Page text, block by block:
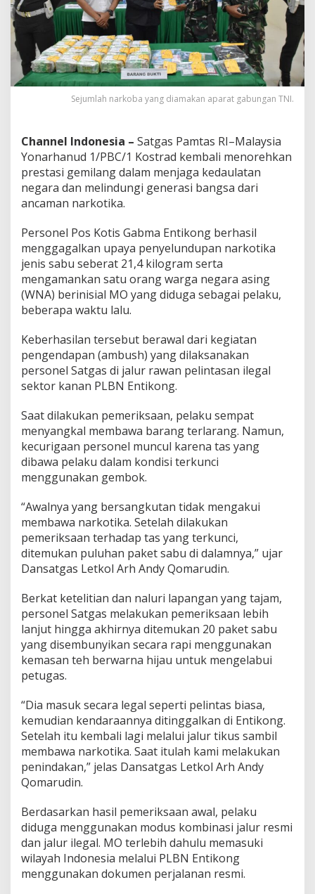
n
2
1
,
4
K
g
S
d
a
n
A
m
a
k
a
n
W
N
A
d
E
t
i
k
n
g
Sejumlah narkoba yang diamakan aparat gabungan TNI.
Channel Indonesia – Satgas Pamtas RI–Malaysia
Yonarhanud 1/PBC/1 Kostrad kembali menorehkan
prestasi gemilang dalam menjaga kedaulatan
negara dan melindungi generasi bangsa dari
ancaman narkotika.
Personel Pos Kotis Gabma Entikong berhasil
menggagalkan upaya penyelundupan narkotika
jenis sabu seberat 21,4 kilogram serta
mengamankan satu orang warga negara asing
(WNA) berinisial MO yang diduga sebagai pelaku,
beberapa waktu lalu.
Keberhasilan tersebut berawal dari kegiatan
pengendapan (ambush) yang dilaksanakan
personel Satgas di jalur rawan pelintasan ilegal
sektor kanan PLBN Entikong.
Saat dilakukan pemeriksaan, pelaku sempat
menyangkal membawa barang terlarang. Namun,
kecurigaan personel muncul karena tas yang
dibawa pelaku dalam kondisi terkunci
menggunakan gembok.
“Awalnya yang bersangkutan tidak mengakui
membawa narkotika. Setelah dilakukan
pemeriksaan terhadap tas yang terkunci,
ditemukan puluhan paket sabu di dalamnya,” ujar
Dansatgas Letkol Arh Andy Qomarudin.
Berkat ketelitian dan naluri lapangan yang tajam,
personel Satgas melakukan pemeriksaan lebih
lanjut hingga akhirnya ditemukan 20 paket sabu
yang disembunyikan secara rapi menggunakan
kemasan teh berwarna hijau untuk mengelabui
petugas.
“Dia masuk secara legal seperti pelintas biasa,
kemudian kendaraannya ditinggalkan di Entikong.
Setelah itu kembali lagi melalui jalur tikus sambil
membawa narkotika. Saat itulah kami melakukan
penindakan,” jelas Dansatgas Letkol Arh Andy
Qomarudin.
Berdasarkan hasil pemeriksaan awal, pelaku
diduga menggunakan modus kombinasi jalur resmi
dan jalur ilegal. MO terlebih dahulu memasuki
wilayah Indonesia melalui PLBN Entikong
menggunakan dokumen perjalanan resmi.